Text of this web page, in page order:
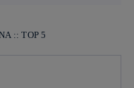
:: TOP 5